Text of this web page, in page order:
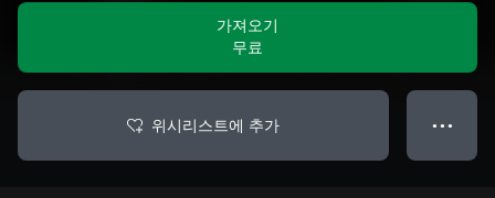
가져오기
무료
위시리스트에 추가 ● ● ●